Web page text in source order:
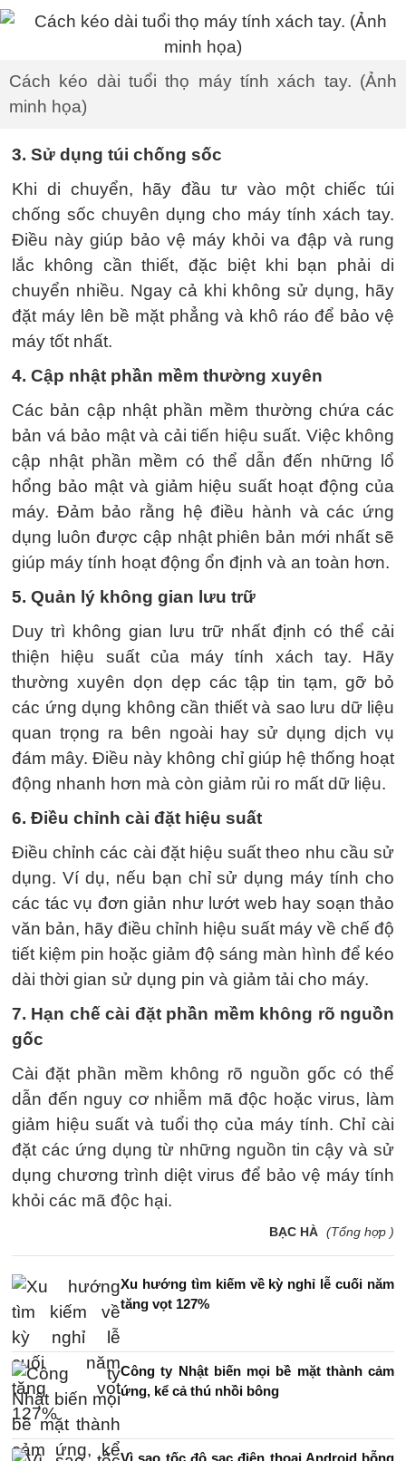
Cách kéo dài tuổi thọ máy tính xách tay. (Ảnh
minh họa)
3. Sử dụng túi chống sốc
Khi di chuyển, hãy đầu tư vào một chiếc túi
chống sốc chuyên dụng cho máy tính xách tay.
Điều này giúp bảo vệ máy khỏi va đập và rung
lắc không cần thiết, đặc biệt khi bạn phải di
chuyển nhiều. Ngay cả khi không sử dụng, hãy
đặt máy lên bề mặt phẳng và khô ráo để bảo vệ
máy tốt nhất.
4. Cập nhật phần mềm thường xuyên
Các bản cập nhật phần mềm thường chứa các
bản vá bảo mật và cải tiến hiệu suất. Việc không
cập nhật phần mềm có thể dẫn đến những lổ
hổng bảo mật và giảm hiệu suất hoạt động của
máy. Đảm bảo rằng hệ điều hành và các ứng
dụng luôn được cập nhật phiên bản mới nhất sẽ
giúp máy tính hoạt động ổn định và an toàn hơn.
5. Quản lý không gian lưu trữ
Duy trì không gian lưu trữ nhất định có thể cải
thiện hiệu suất của máy tính xách tay. Hãy
thường xuyên dọn dẹp các tập tin tạm, gỡ bỏ
các ứng dụng không cần thiết và sao lưu dữ liệu
quan trọng ra bên ngoài hay sử dụng dịch vụ
đám mây. Điều này không chỉ giúp hệ thống hoạt
động nhanh hơn mà còn giảm rủi ro mất dữ liệu.
6. Điều chỉnh cài đặt hiệu suất
Điều chỉnh các cài đặt hiệu suất theo nhu cầu sử
dụng. Ví dụ, nếu bạn chỉ sử dụng máy tính cho
các tác vụ đơn giản như lướt web hay soạn thảo
văn bản, hãy điều chỉnh hiệu suất máy về chế độ
tiết kiệm pin hoặc giảm độ sáng màn hình để kéo
dài thời gian sử dụng pin và giảm tải cho máy.
7. Hạn chế cài đặt phần mềm không rõ nguồn
gốc
Cài đặt phần mềm không rõ nguồn gốc có thể
dẫn đến nguy cơ nhiễm mã độc hoặc virus, làm
giảm hiệu suất và tuổi thọ của máy tính. Chỉ cài
đặt các ứng dụng từ những nguồn tin cậy và sử
dụng chương trình diệt virus để bảo vệ máy tính
khỏi các mã độc hại.
BẠC HÀ (Tổng hợp )
Xu hướng tìm kiếm về kỳ nghỉ lễ cuối năm
tăng vọt 127%
Công ty Nhật biến mọi bề mặt thành cảm
ứng, kể cả thú nhồi bông
Vì sao tốc độ sạc điện thoại Android bỗng